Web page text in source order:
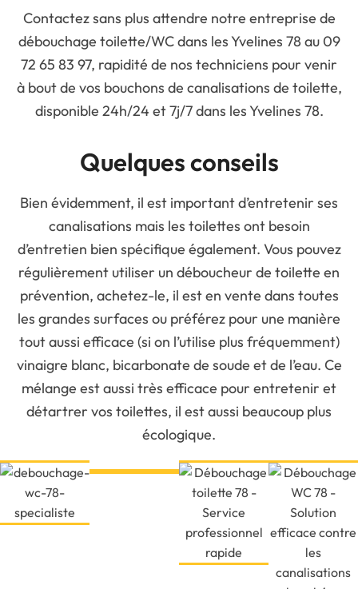
Contactez sans plus attendre notre entreprise de
débouchage toilette/WC dans les Yvelines 78 au 09
72 65 83 97, rapidité de nos techniciens pour venir
à bout de vos bouchons de canalisations de toilette,
disponible 24h/24 et 7j/7 dans les Yvelines 78.
Quelques conseils
Bien évidemment, il est important d’entretenir ses
canalisations mais les toilettes ont besoin
d’entretien bien spécifique également. Vous pouvez
régulièrement utiliser un déboucheur de toilette en
prévention, achetez-le, il est en vente dans toutes
les grandes surfaces ou préférez pour une manière
tout aussi efficace (si on l’utilise plus fréquemment)
vinaigre blanc, bicarbonate de soude et de l’eau. Ce
mélange est aussi très efficace pour entretenir et
détartrer vos toilettes, il est aussi beaucoup plus
écologique.